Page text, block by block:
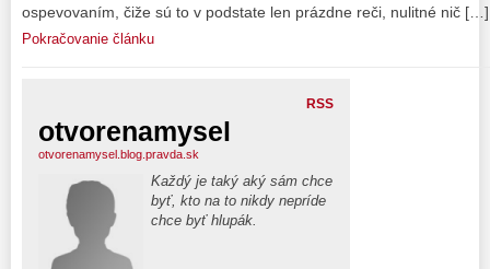
ospevovaním, čiže sú to v podstate len prázdne reči, nulitné nič […]
Pokračovanie článku
RSS
otvorenamysel
otvorenamysel.blog.pravda.sk
Každý je taký aký sám chce
byť, kto na to nikdy nepríde
chce byť hlupák.